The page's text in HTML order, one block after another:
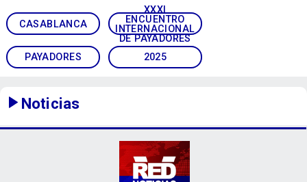
CASABLANCA
XXXI
ENCUENTRO
INTERNACIONAL
DE PAYADORES
PAYADORES
2025
Noticias